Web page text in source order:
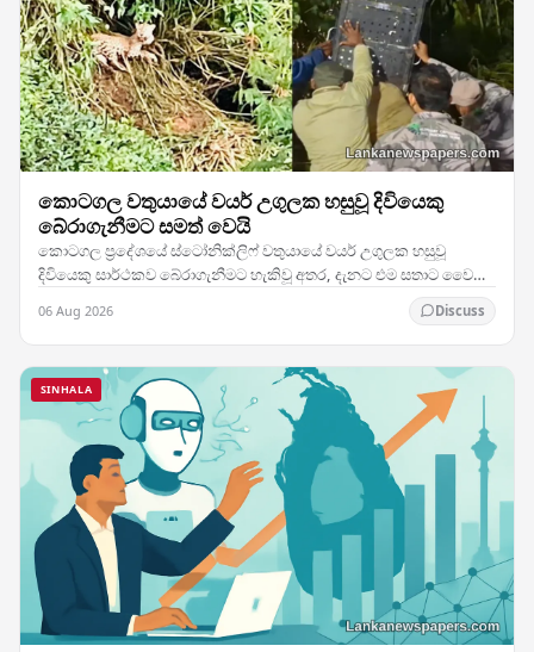
කොටගල වතුයායේ වයර් උගුලක හසුවූ දිවියෙකු
බේරාගැනීමට සමත් වෙයි
කොටගල ප්‍රදේශයේ ස්ටෝනික්ලිෆ් වතුයායේ වයර් උගුලක හසුවූ
දිවියෙකු සාර්ථකව බේරාගැනීමට හැකිවූ අතර, දැනට එම සතාට වෛද්‍ය
06 Aug 2026 Discuss
SINHALA